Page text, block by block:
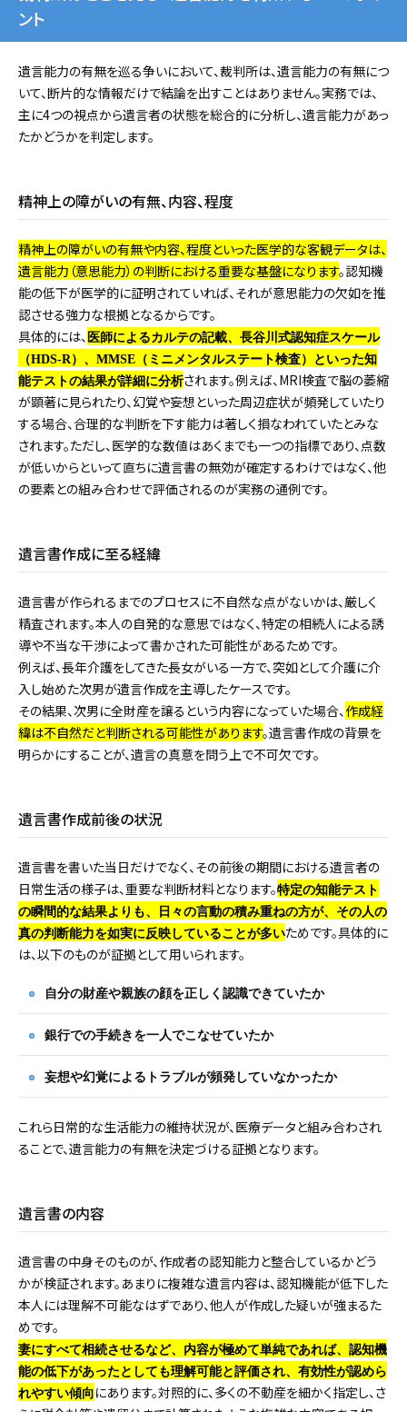
ント
遺言能力の有無を巡る争いにおいて、裁判所は、遺言能力の有無につ
いて、断片的な情報だけで結論を出すことはありません。実務では、
主に4つの視点から遺言者の状態を総合的に分析し、遺言能力があっ
たかどうかを判定します。
精神上の障がいの有無、内容、程度
精神上の障がいの有無や内容、程度といった医学的な客観データは、
遺言能力（意思能力）の判断における重要な基盤になります。認知機
能の低下が医学的に証明されていれば、それが意思能力の欠如を推
認させる強力な根拠となるからです。
具体的には、 医師によるカルテの記載、長谷川式認知症スケール
（HDS-R）、MMSE（ミニメンタルステート検査）といった知
能テストの結果が詳細に分析されます。例えば、MRI検査で脳の萎縮
が顕著に見られたり、幻覚や妄想といった周辺症状が頻発していたり
する場合、合理的な判断を下す能力は著しく損なわれていたとみな
されます。ただし、医学的な数値はあくまでも一つの指標であり、点数
が低いからといって直ちに遺言書の無効が確定するわけではなく、他
の要素との組み合わせで評価されるのが実務の通例です。
遺言書作成に至る経緯
遺言書が作られるまでのプロセスに不自然な点がないかは、厳しく
精査されます。本人の自発的な意思ではなく、特定の相続人による誘
導や不当な干渉によって書かされた可能性があるためです。
例えば、長年介護をしてきた長女がいる一方で、突如として介護に介
入し始めた次男が遺言作成を主導したケースです。
その結果、次男に全財産を譲るという内容になっていた場合、 作成経
緯は不自然だと判断される可能性があります。遺言書作成の背景を
明らかにすることが、遺言の真意を問う上で不可欠です。
遺言書作成前後の状況
遺言書を書いた当日だけでなく、その前後の期間における遺言者の
日常生活の様子は、重要な判断材料となります。特定の知能テスト
の瞬間的な結果よりも、日々の言動の積み重ねの方が、その人の
真の判断能力を如実に反映していることが多いためです。具体的に
は、以下のものが証拠として用いられます。
自分の財産や親族の顔を正しく認識できていたか
銀行での手続きを一人でこなせていたか
妄想や幻覚によるトラブルが頻発していなかったか
これら日常的な生活能力の維持状況が、医療データと組み合わされ
ることで、遺言能力の有無を決定づける証拠となります。
遺言書の内容
遺言書の中身そのものが、作成者の認知能力と整合しているかどう
かが検証されます。あまりに複雑な遺言内容は、認知機能が低下した
本人には理解不可能なはずであり、他人が作成した疑いが強まるた
めです。
妻にすべて相続させるなど、内容が極めて単純であれば、認知機
能の低下があったとしても理解可能と評価され、有効性が認めら
れやすい傾向 にあります。対照的に、多くの不動産を細かく指定し、さ